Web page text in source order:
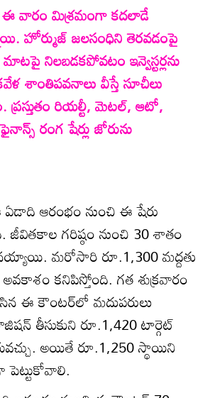
ఈ వారం మిశ్రమంగా కదలాడే
హోర్ముజ్‌ జలసంధిని తెరవడంపై
నిలబడకపోవటం ఇన్వెస్టర్లను
శాంతిపవనాలు వీస్తే సూచీలు
రియల్టీ, మెటల్‌, ఆటో,
రంగ షేర్లు జోరును
ఆరంభం నుంచి ఈ షేరు
జీవితకాల గరిష్ఠం నుంచి 30 శాతం
మరోసారి రూ.1,300 మద్దతు
అవకాశం కనిపిస్తోంది. గత శుక్రవారం
ఈ కౌంటర్‌లో మదుపరులు
తీసుకుని రూ.1,420 టార్గెట్‌
అయితే రూ.1,250 స్థాయిని